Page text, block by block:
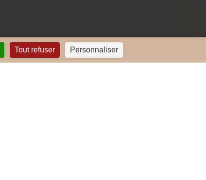
Tout refuser Personnaliser